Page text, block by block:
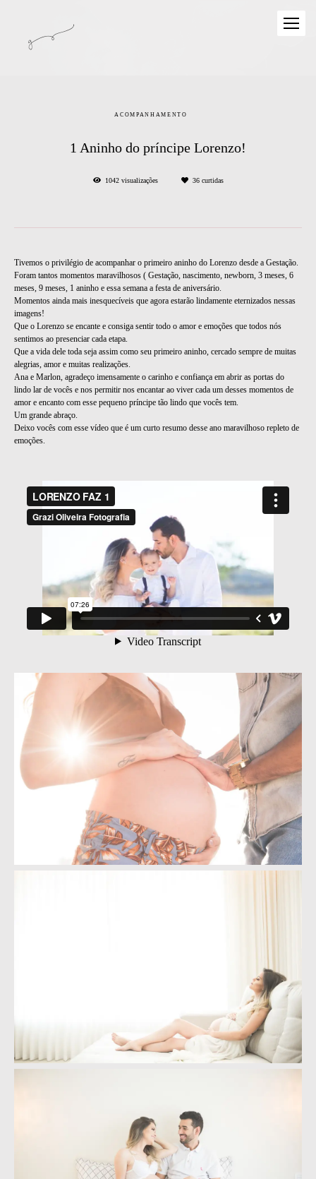
ACOMPANHAMENTO
1 Aninho do príncipe Lorenzo!
1042visualizações 36curtidas
Tivemos o privilégio de acompanhar o primeiro aninho do Lorenzo desde a Gestação.
Foram tantos momentos maravilhosos ( Gestação, nascimento, newborn, 3 meses, 6
meses, 9 meses, 1 aninho e essa semana a festa de aniversário.
Momentos ainda mais inesquecíveis que agora estarão lindamente eternizados nessas
imagens!
Que o Lorenzo se encante e consiga sentir todo o amor e emoções que todos nós
sentimos ao presenciar cada etapa.
Que a vida dele toda seja assim como seu primeiro aninho, cercado sempre de muitas
alegrias, amor e muitas realizações.
Ana e Marlon, agradeço imensamente o carinho e confiança em abrir as portas do
lindo lar de vocês e nos permitir nos encantar ao viver cada um desses momentos de
amor e encanto com esse pequeno príncipe tão lindo que vocês tem.
Um grande abraço.
Deixo vocês com esse vídeo que é um curto resumo desse ano maravilhoso repleto de
emoções.